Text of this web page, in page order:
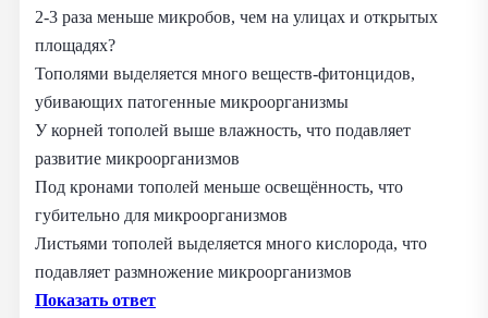
2-3 раза меньше микробов, чем на улицах и открытых
площадях?
Тополями выделяется много веществ‑фитонцидов,
убивающих патогенные микроорганизмы
У корней тополей выше влажность, что подавляет
развитие микроорганизмов
Под кронами тополей меньше освещённость, что
губительно для микроорганизмов
Листьями тополей выделяется много кислорода, что
подавляет размножение микроорганизмов
Показать ответ